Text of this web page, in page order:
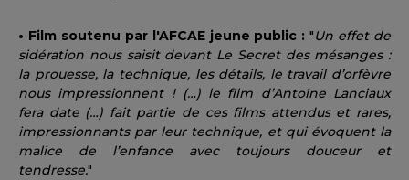
• Film soutenu par l'AFCAE jeune public : "Un effet de
sidération nous saisit devant Le Secret des mésanges :
la prouesse, la technique, les détails, le travail d’orfèvre
nous impressionnent ! (…) le film d’Antoine Lanciaux
fera date (…) fait partie de ces films attendus et rares,
impressionnants par leur technique, et qui évoquent la
malice de l’enfance avec toujours douceur et
tendresse."